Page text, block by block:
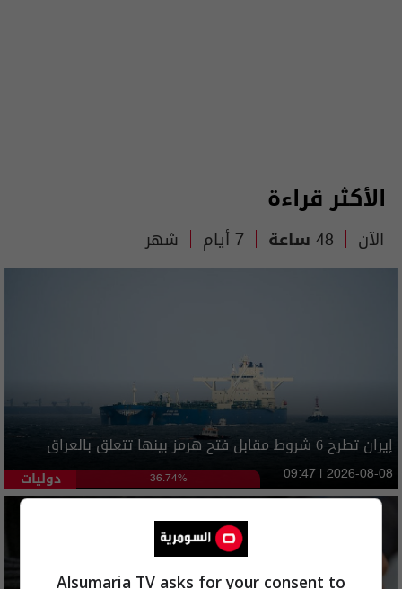
الأكثر قراءة
الآن 48 ساعة 7 أيام شهر
إيران تطرح 6 شروط مقابل فتح هرمز بينها تتعلق بالعراق
دوليات 36.74% 09:47 | 2026-08-08
Alsumaria TV asks for your consent to